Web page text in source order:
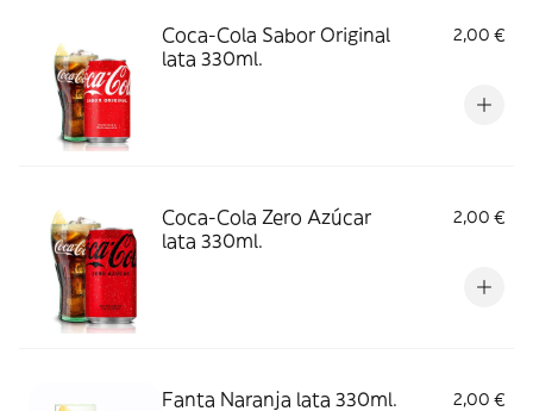
Coca-Cola Sabor Original
lata 330ml.
2,00 €
Coca-Cola Zero Azúcar
lata 330ml.
2,00 €
Fanta Naranja lata 330ml. 2,00 €